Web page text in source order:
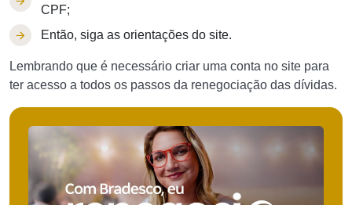
CPF;
Então, siga as orientações do site.
Lembrando que é necessário criar uma conta no site para
ter acesso a todos os passos da renegociação das dívidas.